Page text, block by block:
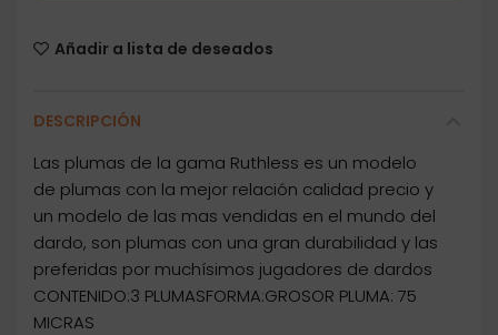
Añadir a lista de deseados
DESCRIPCIÓN
Las plumas de la gama Ruthless es un modelo
de plumas con la mejor relación calidad precio y
un modelo de las mas vendidas en el mundo del
dardo, son plumas con una gran durabilidad y las
preferidas por muchísimos jugadores de dardos
CONTENIDO:3 PLUMASFORMA:GROSOR PLUMA: 75
MICRAS